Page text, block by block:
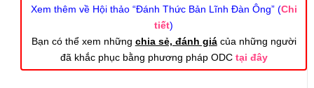
Xem thêm về Hội thảo “Đánh Thức Bản Lĩnh Đàn Ông” (Chi
tiết)
Bạn có thể xem những chia sẻ, đánh giácủa những người
đã khắc phục bằng phương pháp ODC tại đây